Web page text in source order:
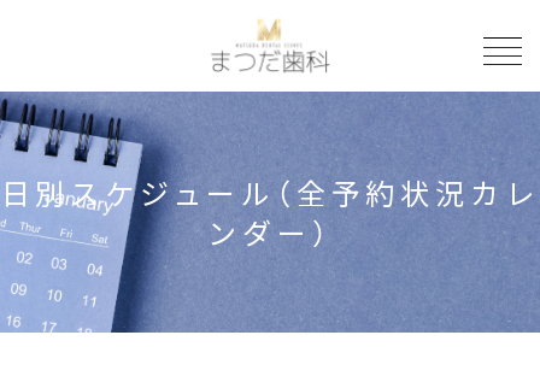
日別スケジュール（全予約状況カレ
ンダー）